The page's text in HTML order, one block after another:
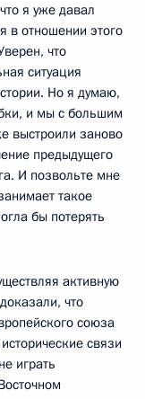
я уже давал
в отношении этого
что
ситуация
Но я думаю,
и мы с большим
выстроили заново
предыдущего
И позвольте мне
такое
бы потерять
активную
что
союза
связи
играть